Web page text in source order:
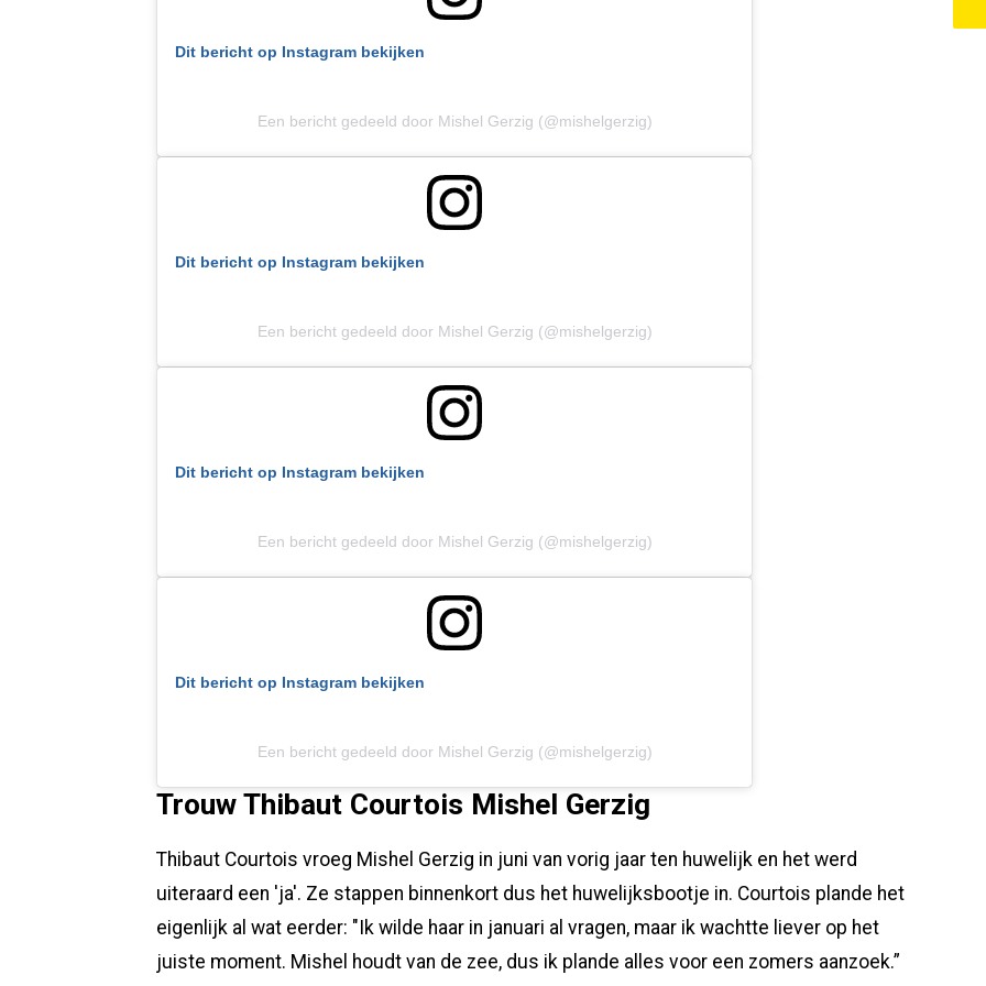
Dit bericht op Instagram bekijken
Een bericht gedeeld door Mishel Gerzig (@mishelgerzig)
Dit bericht op Instagram bekijken
Een bericht gedeeld door Mishel Gerzig (@mishelgerzig)
Dit bericht op Instagram bekijken
Een bericht gedeeld door Mishel Gerzig (@mishelgerzig)
Dit bericht op Instagram bekijken
Een bericht gedeeld door Mishel Gerzig (@mishelgerzig)
Trouw Thibaut Courtois Mishel Gerzig
Thibaut Courtois vroeg Mishel Gerzig in juni van vorig jaar ten huwelijk en het werd
uiteraard een 'ja'. Ze stappen binnenkort dus het huwelijksbootje in. Courtois plande het
eigenlijk al wat eerder: "Ik wilde haar in januari al vragen, maar ik wachtte liever op het
juiste moment. Mishel houdt van de zee, dus ik plande alles voor een zomers aanzoek.”